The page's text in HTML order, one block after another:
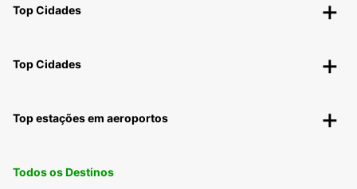
Top Cidades
Top Cidades
Top estações em aeroportos
Todos os Destinos